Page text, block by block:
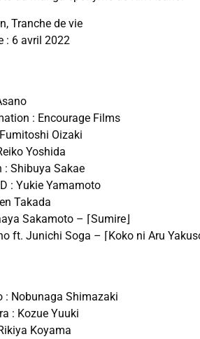
Tranche de vie
: 6 avril 2022
: Encourage Films
Oizaki
Yoshida
: Shibuya Sakae
: Yukie Yamamoto
Takada
Sakamoto – ⌈Sumire⌋
ft. Junichi Soga – ⌈Koko ni Aru
: Nobunaga Shimazaki
: Kozue Yuuki
Koyama